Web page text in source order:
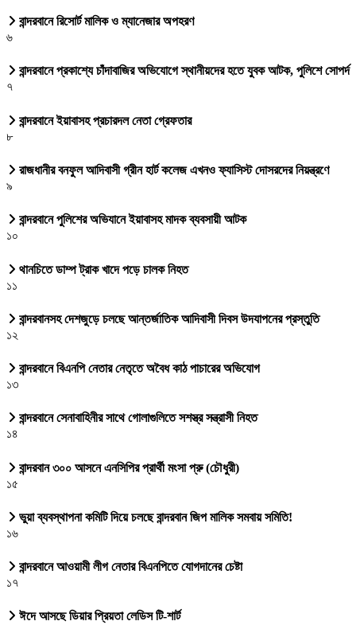
বান্দরবানে রিসোর্ট মালিক ও ম্যানেজার অপহরণ
৬
বান্দরবানে প্রকাশ্যে চাঁদাবাজির অভিযোগে স্থানীয়দের হতে যুবক আটক, পুলিশে সোপর্দ
৭
বান্দরবানে ইয়াবাসহ প্রচারদল নেতা গ্রেফতার
৮
রাজধানীর বনফুল আদিবাসী গ্রীন হার্ট কলেজ এখনও ফ্যাসিস্ট দোসরদের নিয়ন্ত্রণে
৯
বান্দরবানে পুলিশের অভিযানে ইয়াবাসহ মাদক ব্যবসায়ী আটক
১০
থানচিতে ডাম্প ট্রাক খাদে পড়ে চালক নিহত
১১
বান্দরবানসহ দেশজুড়ে চলছে আন্তর্জাতিক আদিবাসী দিবস উদযাপনের প্রস্তুতি
১২
বান্দরবানে বিএনপি নেতার নেতৃতে অবৈধ কাঠ পাচারের অভিযোগ
১৩
বান্দরবানে সেনাবাহিনীর সাথে গোলাগুলিতে সশস্ত্র সন্ত্রাসী নিহত
১৪
বান্দরবান ৩০০ আসনে এনসিপির প্রার্থী মংসা প্রু (চৌধুরী)
১৫
ভুয়া ব্যবস্থাপনা কমিটি দিয়ে চলছে বান্দরবান জিপ মালিক সমবায় সমিতি!
১৬
বান্দরবানে আওয়ামী লীগ নেতার বিএনপিতে যোগদানের চেষ্টা
১৭
ঈদে আসছে ডিয়ার প্রিয়তা লেডিস টি-শার্ট